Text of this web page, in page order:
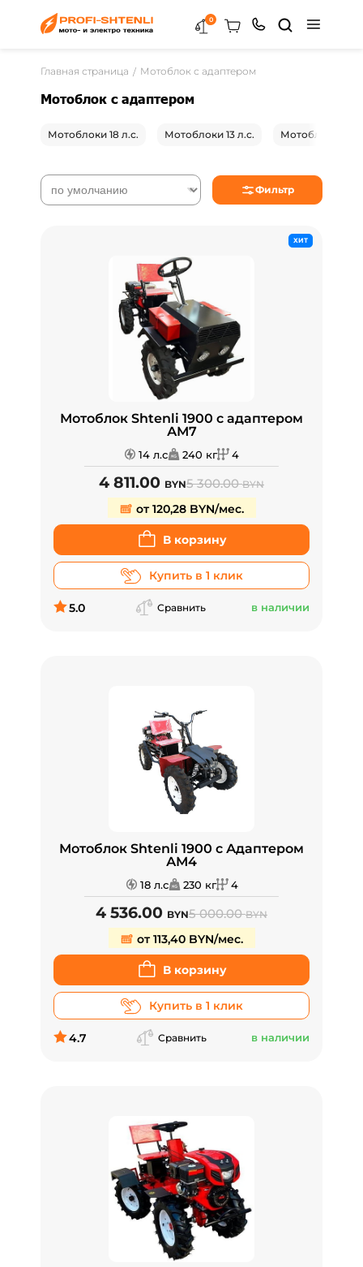
0
Главная страница Мотоблок с адаптером
Мотоблок с адаптером
Мотоблоки 18 л.с. Мотоблоки 13 л.с. Мотоблоки 8
Фильтр
ХИТ
Мотоблок Shtenli 1900 с адаптером
АМ7
14 л.с 240 кг 4
4 811.00 BYN5 300.00BYN
от 120,28 BYN/мес.
В корзину
Купить в 1 клик
5.0 Сравнить в наличии
Мотоблок Shtenli 1900 с Адаптером
АМ4
18 л.с 230 кг 4
4 536.00 BYN5 000.00BYN
от 113,40 BYN/мес.
В корзину
Купить в 1 клик
4.7 Сравнить в наличии